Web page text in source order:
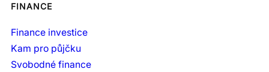
FINANCE
Finance investice
Kam pro půjčku
Svobodné finance